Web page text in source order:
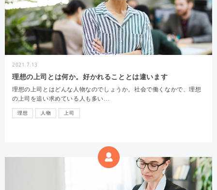
2021.7.13
理想の上司とは何か。好かれることとは違います
理想の上司とはどんな人物なのでしょうか。社会で働くなかで、理想
の上司を追い求めている人も多い…
理想 人物 上司